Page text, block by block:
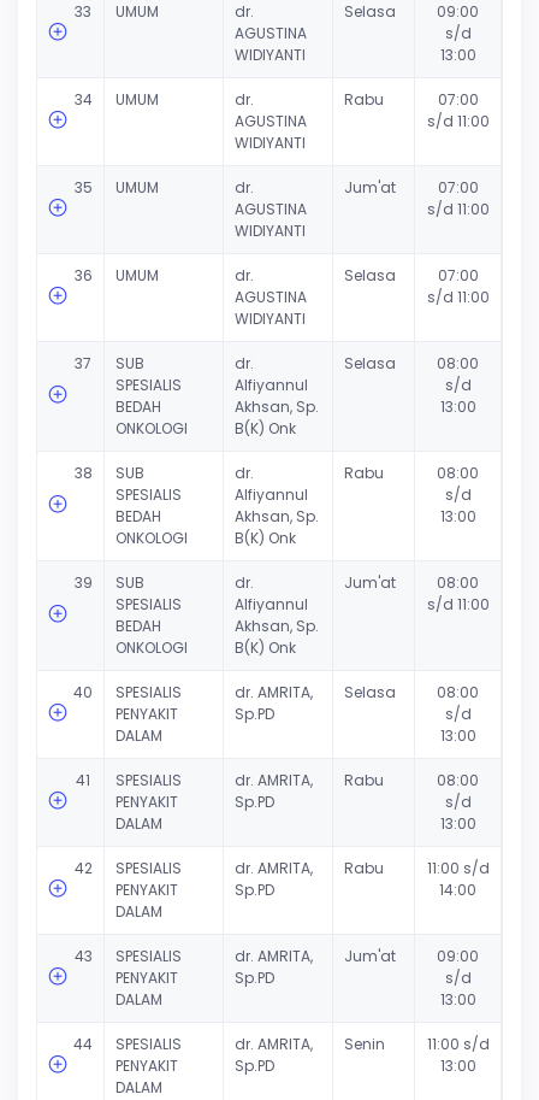
33 UMUM
dr.
AGUSTINA
WIDIYANTI
Selasa
09:00
s/d
13:00
34 UMUM
dr.
AGUSTINA
WIDIYANTI
Rabu
07:00
s/d 11:00
35 UMUM
dr.
AGUSTINA
WIDIYANTI
Jum'at
07:00
s/d 11:00
36 UMUM
dr.
AGUSTINA
WIDIYANTI
Selasa
07:00
s/d 11:00
37
SUB
SPESIALIS
BEDAH
ONKOLOGI
dr.
Alfiyannul
Akhsan, Sp.
B(K) Onk
Selasa
08:00
s/d
13:00
38
SUB
SPESIALIS
BEDAH
ONKOLOGI
dr.
Alfiyannul
Akhsan, Sp.
B(K) Onk
Rabu
08:00
s/d
13:00
39
SUB
SPESIALIS
BEDAH
ONKOLOGI
dr.
Alfiyannul
Akhsan, Sp.
B(K) Onk
Jum'at
08:00
s/d 11:00
40
SPESIALIS
PENYAKIT
DALAM
dr. AMRITA,
Sp.PD
Selasa
08:00
s/d
13:00
41
SPESIALIS
PENYAKIT
DALAM
dr. AMRITA,
Sp.PD
Rabu
08:00
s/d
13:00
42
SPESIALIS
PENYAKIT
DALAM
dr. AMRITA,
Sp.PD
Rabu
11:00 s/d
14:00
43
SPESIALIS
PENYAKIT
DALAM
dr. AMRITA,
Sp.PD
Jum'at
09:00
s/d
13:00
44
SPESIALIS
PENYAKIT
DALAM
dr. AMRITA,
Sp.PD
Senin
11:00 s/d
13:00